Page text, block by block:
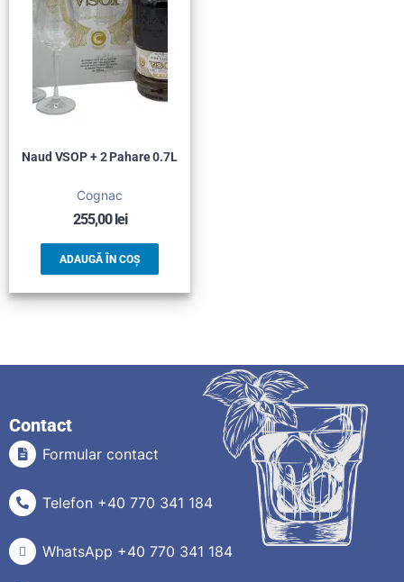
Naud VSOP + 2 Pahare 0.7L
Cognac
255,00lei
ADAUGĂ ÎN COȘ
Contact
Formular contact
Telefon +40 770 341 184
WhatsApp +40 770 341 184